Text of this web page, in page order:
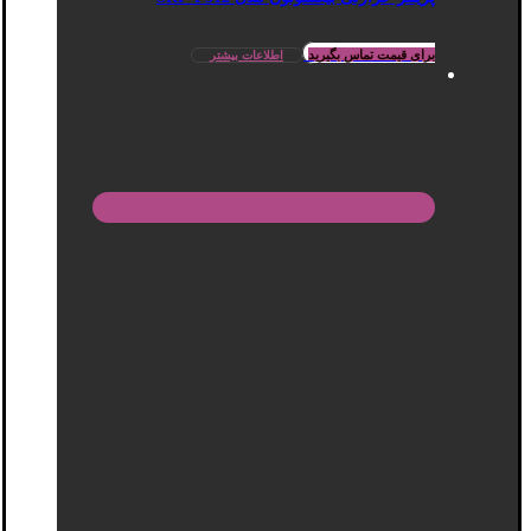
برای قیمت تماس بگیرید اطلاعات بیشتر